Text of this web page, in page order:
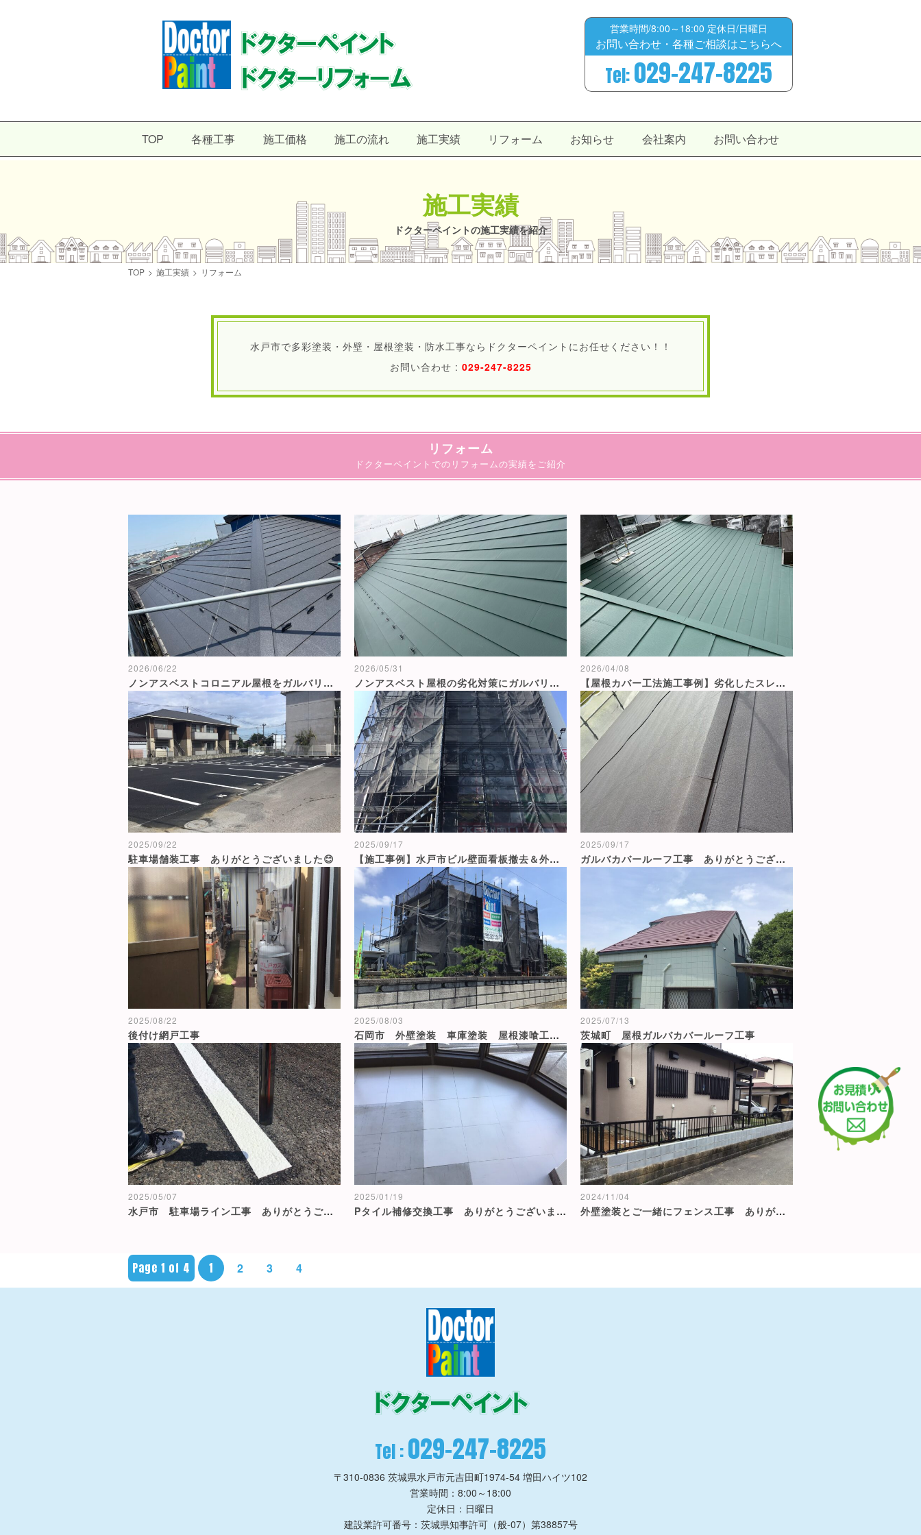
営業時間/8:00～18:00 定休日/日曜日
お問い合わせ・各種ご相談はこちらへ
Tel:029-247-8225
TOP 各種工事 施工価格 施工の流れ 施工実績 リフォーム お知らせ 会社案内 お問い合わせ
施工実績
ドクターペイントの施工実績を紹介
TOP > 施工実績 > リフォーム
水戸市で多彩塗装・外壁・屋根塗装・防水工事ならドクターペイントにお任せください！！
お問い合わせ : 029-247-8225
リフォーム
ドクターペイントでのリフォームの実績をご紹介
2026/06/22
ノンアスベストコロニアル屋根をガルバリウム鋼板でカバールーフ工
2026/05/31
ノンアスベスト屋根の劣化対策にガルバリウム鋼板カバールーフ工事
2026/04/08
【屋根カバー工法施工事例】劣化したスレート屋根をガルバリウム鋼板のカバールーフで一新
2025/09/22
駐車場舗装工事 ありがとうございました😊
2025/09/17
【施工事例】水戸市ビル壁面看板撤去＆外壁塗装工事
2025/09/17
ガルバカバールーフ工事 ありがとうございました😊
2025/08/22
後付け網戸工事
2025/08/03
石岡市 外壁塗装 車庫塗装 屋根漆喰工事 ありがとうございました😊
2025/07/13
茨城町 屋根ガルバカバールーフ工事
2025/05/07
水戸市 駐車場ライン工事 ありがとうございました😊
2025/01/19
Pタイル補修交換工事 ありがとうございました😊
2024/11/04
外壁塗装とご一緒にフェンス工事 ありがとうございました😊
Page 1 of 4 1 2 3 4
Tel :029-247-8225
〒310-0836 茨城県水戸市元吉田町1974-54 増田ハイツ102
営業時間：8:00～18:00
定休日：日曜日
建設業許可番号：茨城県知事許可（般-07）第38857号